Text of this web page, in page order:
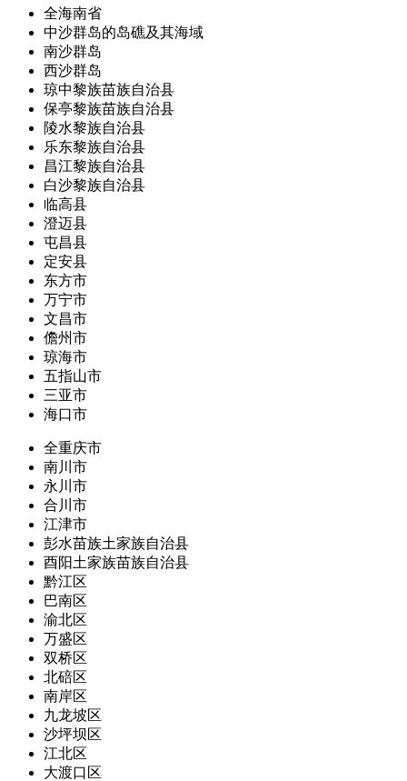
全海南省
中沙群岛的岛礁及其海域
南沙群岛
西沙群岛
琼中黎族苗族自治县
保亭黎族苗族自治县
陵水黎族自治县
乐东黎族自治县
昌江黎族自治县
白沙黎族自治县
临高县
澄迈县
屯昌县
定安县
东方市
万宁市
文昌市
儋州市
琼海市
五指山市
三亚市
海口市
全重庆市
南川市
永川市
合川市
江津市
彭水苗族土家族自治县
酉阳土家族苗族自治县
黔江区
巴南区
渝北区
万盛区
双桥区
北碚区
南岸区
九龙坡区
沙坪坝区
江北区
大渡口区